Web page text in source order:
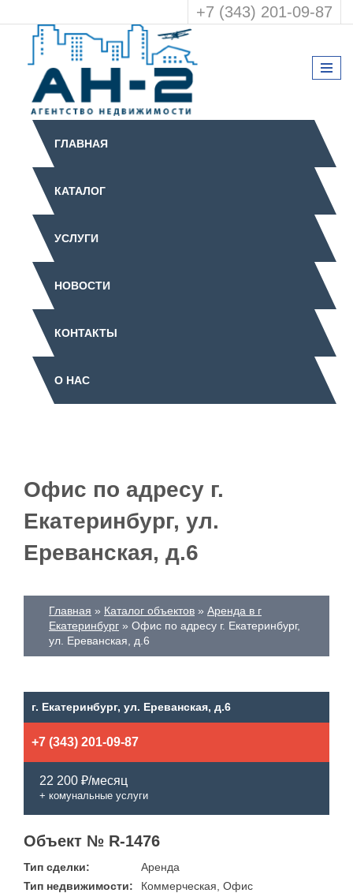
+7 (343) 201-09-87
ГЛАВНАЯ
КАТАЛОГ
УСЛУГИ
НОВОСТИ
КОНТАКТЫ
О НАС
Офис по адресу г.
Екатеринбург, ул.
Ереванская, д.6
Главная Каталог объектов
Аренда в г
Екатеринбург
Офис по адресу г. Екатеринбург,
ул. Ереванская, д.6
г. Екатеринбург, ул. Ереванская, д.6
+7 (343) 201-09-87
22 200 ₽/месяц
+ комунальные услуги
Объект № R-1476
Тип сделки:
Аренда
Тип недвижимости:
Коммерческая, Офис